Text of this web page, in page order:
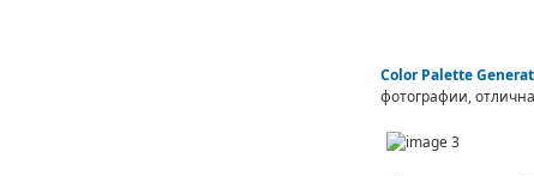
Color Palette
фотографии,